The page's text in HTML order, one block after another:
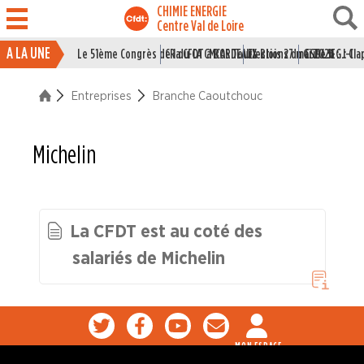
CHIMIE ENERGIE
Centre Val de Loire
ACTUALITÉ
ENTREPRISES
Hutchinson Paulstra - Châteaudun
Branche Chimie
A LA UNE Le 51ème Congrès de la CFDT à BORDEAUX
CR du CA CMCAS Tours Blois 27 mai 2026
Elections du CSE LSI : J-1
Grille IEG :
Entreprises Branche Caoutchouc
Michelin
La CFDT est au coté des
salariés de Michelin
MON ESPACE